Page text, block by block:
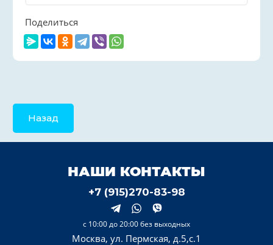
Поделиться
Назад
НАШИ КОНТАКТЫ
+7 (915)270-83-98
с 10:00 до 20:00 без выходных
Москва, ул. Пермская, д.5,с.1